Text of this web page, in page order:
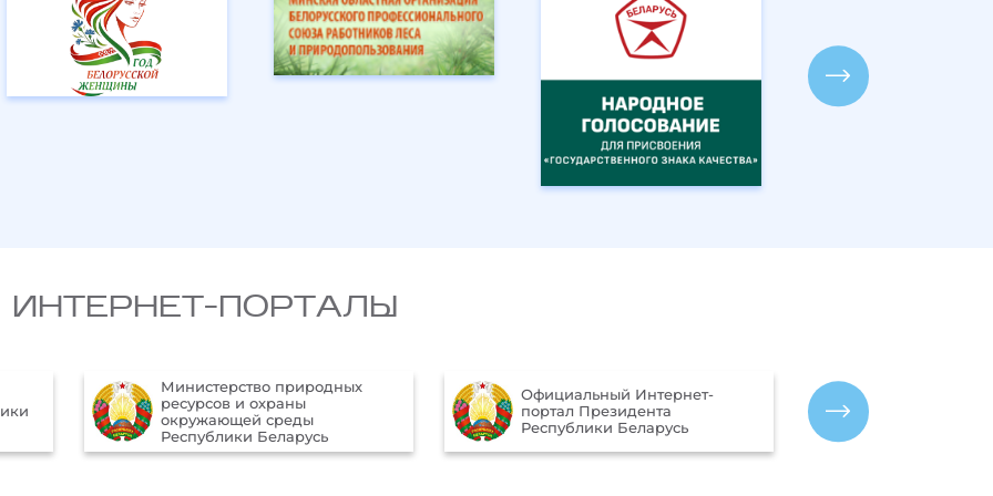
ПОРТАЛЫ
Официальный Интернет-
портал Президента
Республики Беларусь
Портал рейтинговой оценки
качества оказания услуг
организациями Республики
Беларусь